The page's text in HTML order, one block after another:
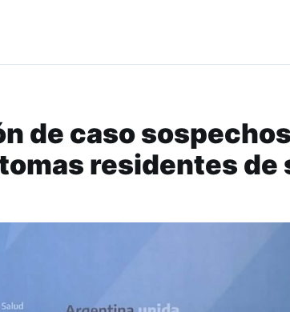
de caso
residentes de